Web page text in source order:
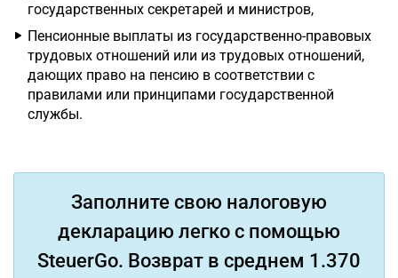
государственных секретарей и министров,
Пенсионные выплаты из государственно-правовых
трудовых отношений или из трудовых отношений,
дающих право на пенсию в соответствии с
правилами или принципами государственной
службы.
Заполните свою налоговую
декларацию легко с помощью
SteuerGo. Возврат в среднем 1.370